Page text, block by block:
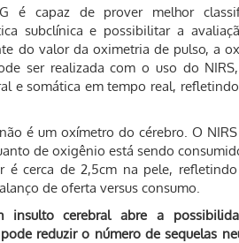
é capaz de prover melhor
subclínica e possibilitar a
do valor da oximetria de pulso, a
ser realizada com o uso do
e somática em tempo real,
é um oxímetro do cérebro. O
de oxigênio está sendo
é cerca de 2,5cm na pele,
de oferta versus consumo.
insulto cerebral abre a
reduzir o número de sequelas